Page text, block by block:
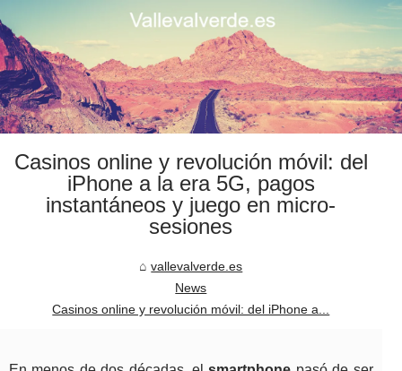
Casinos online y revolución móvil: del
iPhone a la era 5G, pagos
instantáneos y juego en micro-
sesiones
vallevalverde.es
News
Casinos online y revolución móvil: del iPhone a...